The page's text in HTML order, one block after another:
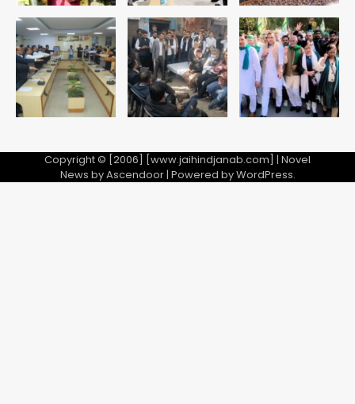
5
Noida Crime News: नोएडा सेक्टर-51
में 15 वर्षीय घरेलू सहायिका का शव पंखे से लटका
मिला
Avinash Kumar
Copyright © [2006] [www.jaihindjanab.com] | Novel
News byAscendoor| Powered byWordPress.